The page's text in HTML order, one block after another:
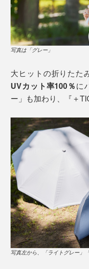
写真は「グレー」
大ヒットの折りたた
UVカット率100％に
ー」も加わり、『＋
写真左から、「ライトグレー」